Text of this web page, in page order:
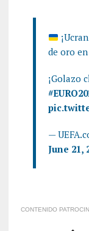
de oro
¡Golazo
—
June 21,
CONTENIDO